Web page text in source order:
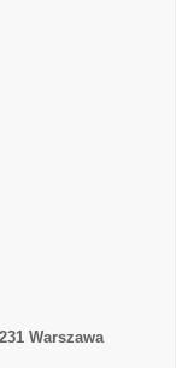
Warszawa